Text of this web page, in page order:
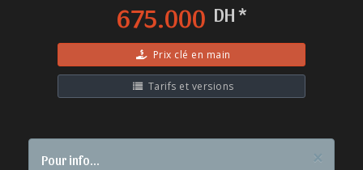
675.000 DH *
Prix clé en main
Tarifs et versions
×
Pour info...